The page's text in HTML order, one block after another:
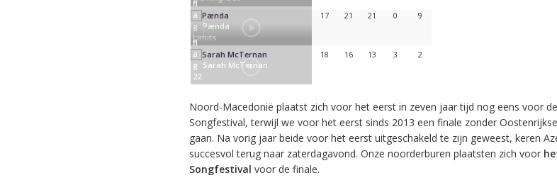
Pænda
Limits
17 21 21 0 9
Sarah McTernan
22
18 16 13 3 2
Noord-Macedonië plaatst zich voor het eerst in zeven jaar tijd nog eens voor
Songfestival, terwijl we voor het eerst sinds 2013 een finale zonder
gaan. Na vorig jaar beide voor het eerst uitgeschakeld te zijn geweest, keren
succesvol terug naar zaterdagavond. Onze noorderburen plaatsten zich voor
Songfestival voor de finale.